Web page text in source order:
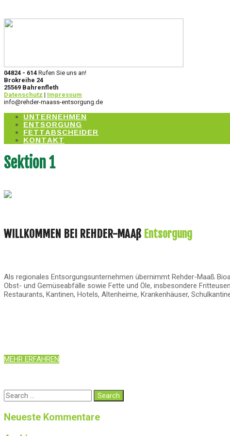
04824 - 614 Rufen Sie uns an!
Brokreihe 24
25569 Bahrenfleth
Datenschutz | Impressum
info@rehder-maass-entsorgung.de
UNTERNEHMEN
ENTSORGUNG
FETTABSCHEIDER
KONTAKT
Sektion 1
WILLKOMMEN BEI REHDER-MAAß Entsorgung
Als regionales Entsorgungsunternehmen übernimmt Rehder-Maaß
Obst- und Gemüseabfälle sowie Fette und Öle, insbesondere
Restaurants, Kantinen, Hotels, Altenheime, Krankenhäuser,
MEHR ERFAHREN
Neueste Kommentare